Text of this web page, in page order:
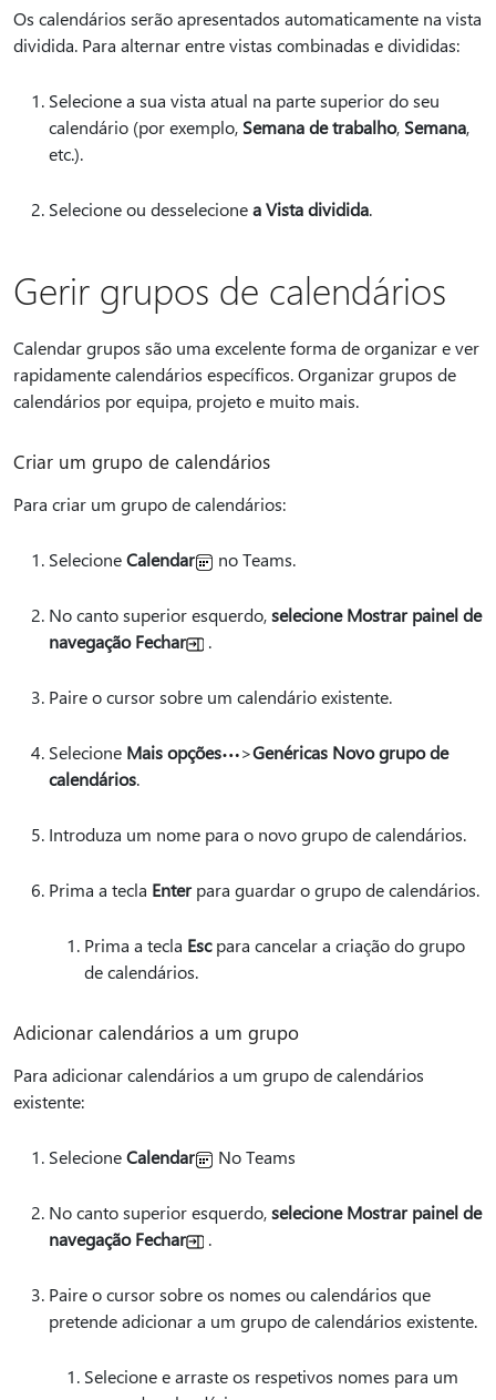
Os calendários serão apresentados automaticamente na vista
dividida. Para alternar entre vistas combinadas e divididas:
Selecione a sua vista atual na parte superior do seu
calendário (por exemplo, Semana de trabalho, Semana,
etc.).
Selecione ou desselecionea Vista dividida.
Gerir grupos de calendários
Calendar grupos são uma excelente forma de organizar e ver
rapidamente calendários específicos. Organizar grupos de
calendários por equipa, projeto e muito mais.
Criar um grupo de calendários
Para criar um grupo de calendários:
SelecioneCalendar no Teams.
No canto superior esquerdo,selecione Mostrar painel de
navegação Fechar
.
Paire o cursor sobre um calendário existente.
Selecione Mais opções >Genéricas Novo grupo de
calendários.
Introduza um nome para o novo grupo de calendários.
Prima a tecla Enterpara guardar o grupo de calendários.
Prima a tecla Escpara cancelar a criação do grupo
de calendários.
Adicionar calendários a um grupo
Para adicionar calendários a um grupo de calendários
existente:
SelecioneCalendar No Teams
No canto superior esquerdo,selecione Mostrar painel de
navegação Fechar
.
Paire o cursor sobre os nomes ou calendários que
pretende adicionar a um grupo de calendários existente.
Selecione e arraste os respetivos nomes para um